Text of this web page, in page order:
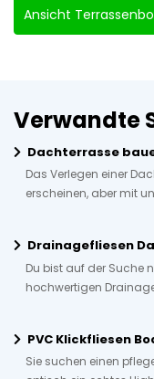
Ansicht
Verwandte
Dachterrasse
Das Verlegen einer
erscheinen, aber mit
Drainagefliesen
Du bist auf der Suche
hochwertigen
PVC Klickfliesen
Sie suchen einen